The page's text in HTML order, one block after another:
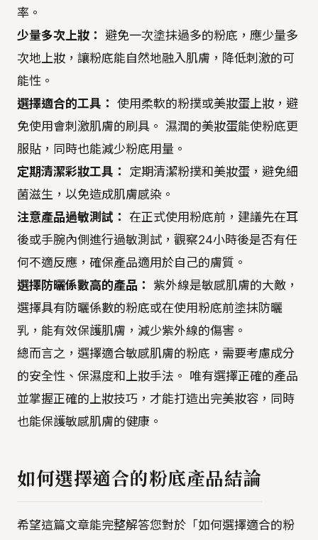
率。
少量多次上妝：
避免一次塗抹過多的粉底，應少量多
次地上妝，讓粉底能自然地融入肌膚，降低刺激的可
能性。
選擇適合的工具： 使用柔軟的粉撲或美妝蛋上妝，避
免使用會刺激肌膚的刷具。 濕潤的美妝蛋能使粉底更
服貼，同時也能減少粉底用量。
定期清潔彩妝工具：
定期清潔粉撲和美妝蛋，避免細
菌滋生，以免造成肌膚感染。
注意產品過敏測試： 在正式使用粉底前，建議先在耳
後或手腕內側進行過敏測試，觀察24小時後是否有任
何不適反應，確保產品適用於自己的膚質。
選擇防曬係數高的產品： 紫外線是敏感肌膚的大敵，
選擇具有防曬係數的粉底或在使用粉底前塗抹防曬
乳，能有效保護肌膚，減少紫外線的傷害。
總而言之，選擇適合敏感肌膚的粉底，需要考慮成分
的安全性、保濕度和上妝手法。 唯有選擇正確的產品
並掌握正確的上妝技巧，才能打造出完美妝容，同時
也能保護敏感肌膚的健康。
如何選擇適合的粉底產品結論
希望這篇文章能完整解答您對於「如何選擇適合的粉